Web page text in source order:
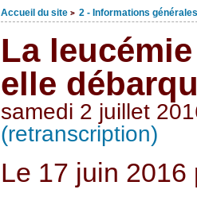
Accueil du site > 2 - Informations générales
La
elle
samedi 2 juillet
(retranscription)
Le 17 juin 2016